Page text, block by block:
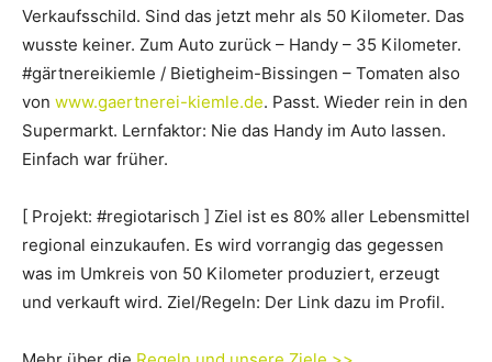
Verkaufsschild. Sind das jetzt mehr als 50 Kilometer. Das
wusste keiner. Zum Auto zurück – Handy – 35 Kilometer.
#gärtnereikiemle / Bietigheim-Bissingen – Tomaten also
von www.gaertnerei-kiemle.de. Passt. Wieder rein in den
Supermarkt. Lernfaktor: Nie das Handy im Auto lassen.
Einfach war früher.
[ Projekt: #regiotarisch ] Ziel ist es 80% aller Lebensmittel
regional einzukaufen. Es wird vorrangig das gegessen
was im Umkreis von 50 Kilometer produziert, erzeugt
und verkauft wird. Ziel/Regeln: Der Link dazu im Profil.